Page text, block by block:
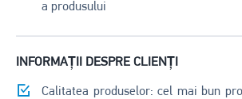
a produsului
INFORMAȚII DESPRE CLIENȚI
Calitatea produselor: cel mai bun